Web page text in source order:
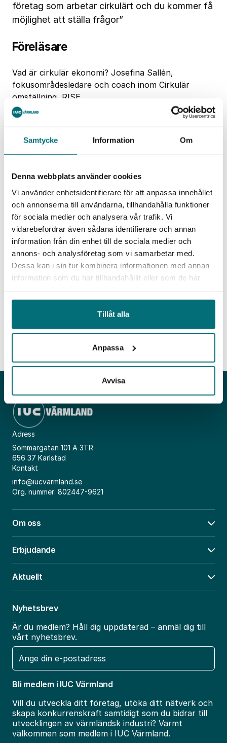
Samtycke Information Om
Denna webbplats använder cookies
Vi använder enhetsidentifierare för att anpassa innehållet
och annonserna till användarna, tillhandahålla funktioner
för sociala medier och analysera vår trafik. Vi
vidarebefordrar även sådana identifierare och annan
information från din enhet till de sociala medier och
annons- och analysföretag som vi samarbetar med.
Dessa kan i sin tur kombinera informationen med annan
information som du har tillhandahållit eller som de har
Tillåt alla
Anpassa
Avvisa
företag som arbetar cirkulärt och du kommer få
möjlighet att ställa frågor”
Föreläsare
Vad är cirkulär ekonomi? Josefina Sallén,
fokusområdesledare och coach inom Cirkulär
omställning, RISE
Matilda Jarbin, hållbarhetschef, GIAB
Fredrik Östlin, vd, Off2Off
MEWAB
Maria Rentzhog, Head of Product Development,
Lars Aaen Thøgersen, Chief Circular
Transformation Officer, Löfbergs (föreläsning på
engelska)
Datum:12 november.Tid:Klockan 10.30-12
(logga in från klockan 10 om du deltar digitalt).
Plats:Innovation Hub på Karlstad Innovation
Park (begränsat antal platser) och digitalt.
Anmäl dig senast 9 november.Antalet antalet
fysiska platser är begränsat, allt för att
säkerställa ett tryggt coronaavstånd.
Adress
Sommargatan 101 A 3TR
656 37 Karlstad
Kontakt
info@iucvarmland.se
Org. nummer: 802447-9621
Om oss
Erbjudande
Aktuellt
Nyhetsbrev
Är du medlem? Håll dig uppdaterad – anmäl dig till
vårt nyhetsbrev.
E-
post
Bli medlem i IUC Värmland
Vill du utveckla ditt företag, utöka ditt nätverk och
skapa konkurrenskraft samtidigt som du bidrar till
utvecklingen av värmländsk industri? Varmt
välkommen som medlem i IUC Värmland.